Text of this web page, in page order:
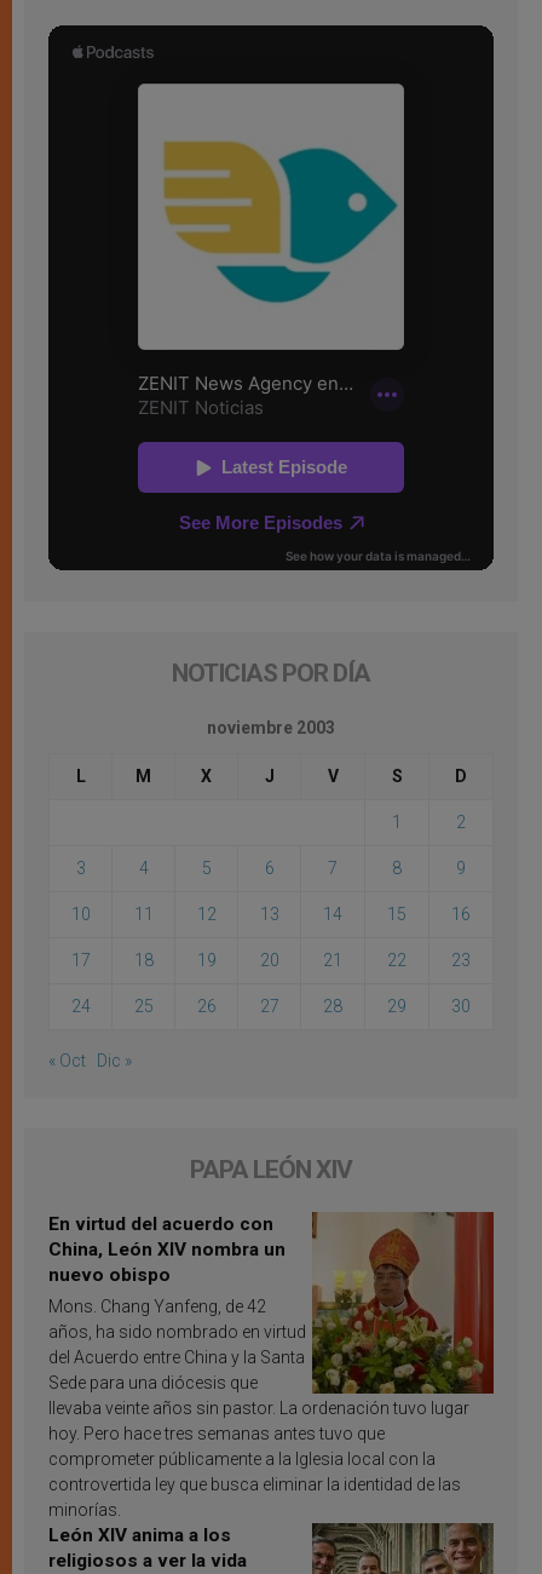
NOTICIAS POR DÍA
noviembre 2003
L M X J V S D
1 2
3 4 5 6 7 8 9
10 11 12 13 14 15 16
17 18 19 20 21 22 23
24 25 26 27 28 29 30
« Oct Dic »
PAPA LEÓN XIV
En virtud del acuerdo con
China, León XIV nombra un
nuevo obispo
Mons. Chang Yanfeng, de 42
años, ha sido nombrado en virtud
del Acuerdo entre China y la Santa
Sede para una diócesis que
llevaba veinte años sin pastor. La ordenación tuvo lugar
hoy. Pero hace tres semanas antes tuvo que
comprometer públicamente a la Iglesia local con la
controvertida ley que busca eliminar la identidad de las
minorías.
León XIV anima a los
religiosos a ver la vida